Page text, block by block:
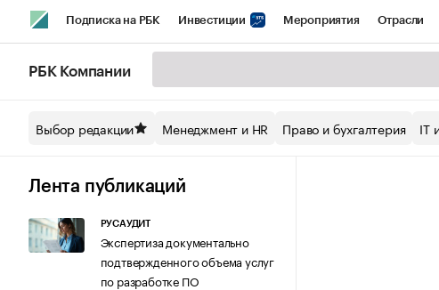
Подписка на РБК Инвестиции Мероприятия Отрасли
Спецпроекты СПб Конференции СПб Спецпроекты
Технологии и медиа
РБК Компании
Выбор редакции Менеджмент и HR Право и бухгалтерия IT
Лента публикаций
РУСАУДИТ
Экспертиза документально
подтвержденного объема услуг
по разработке ПО